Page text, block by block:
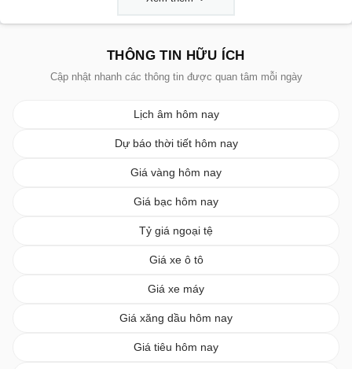
THÔNG TIN HỮU ÍCH
Cập nhật nhanh các thông tin được quan tâm mỗi ngày
Lịch âm hôm nay
Dự báo thời tiết hôm nay
Giá vàng hôm nay
Giá bạc hôm nay
Tỷ giá ngoại tệ
Giá xe ô tô
Giá xe máy
Giá xăng dầu hôm nay
Giá tiêu hôm nay